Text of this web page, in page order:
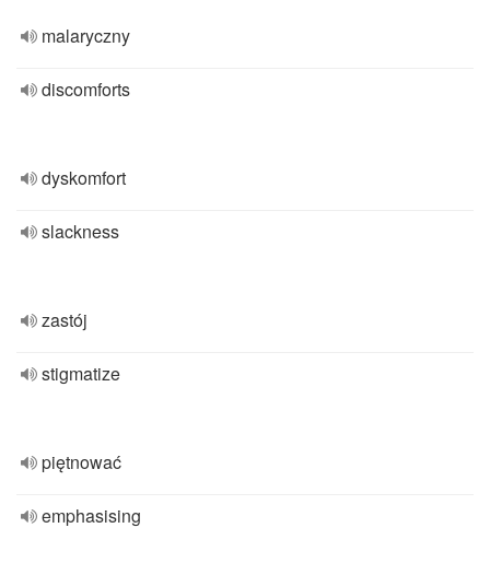
malaryczny
discomforts
dyskomfort
slackness
zastój
stigmatize
piętnować
emphasising